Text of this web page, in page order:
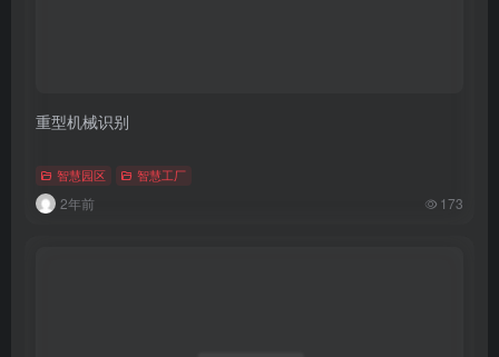
重型机械识别
智慧园区 智慧工厂
2年前 173